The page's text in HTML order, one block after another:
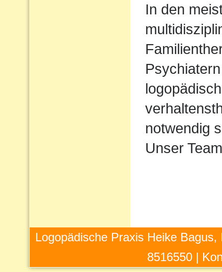
In den
notwendig
Unser
Logopädische Praxis Heike
8516550 |